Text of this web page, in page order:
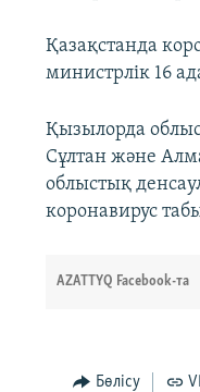
Қазақстанда
министрлік 16
Қызылорда
Сұлтан және
облыстық
коронавирус
AZATTYQ Facebook-та
Бөлісу